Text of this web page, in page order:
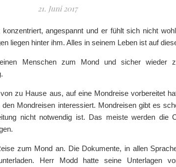
21. Juni 2017
angespannt und er fühlt sich nicht
liegen hinter ihm. Alles in seinem Leben ist auf
Menschen zum Mond und sicher wieder
zu Hause aus, auf eine Mondreise vorbereitet
Mondreisen interessiert. Mondreisen gibt es
nicht notwendig ist. Das meiste werden die
zum Mond an. Die Dokumente, in allen
Herr Modd hatte seine Unterlagen